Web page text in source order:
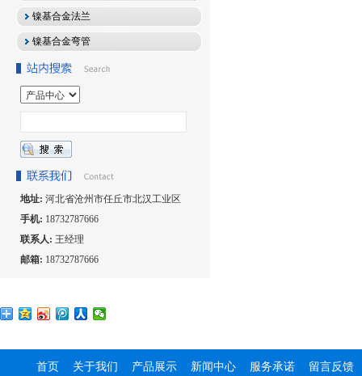
镍基合金法兰
镍基合金弯管
地址: 河北省沧州市任丘市北汉工业区
手机: 18732787666
联系人: 王经理
邮箱: 18732787666
首页 关于我们 产品展示 新闻中心 服务承诺 留言反馈